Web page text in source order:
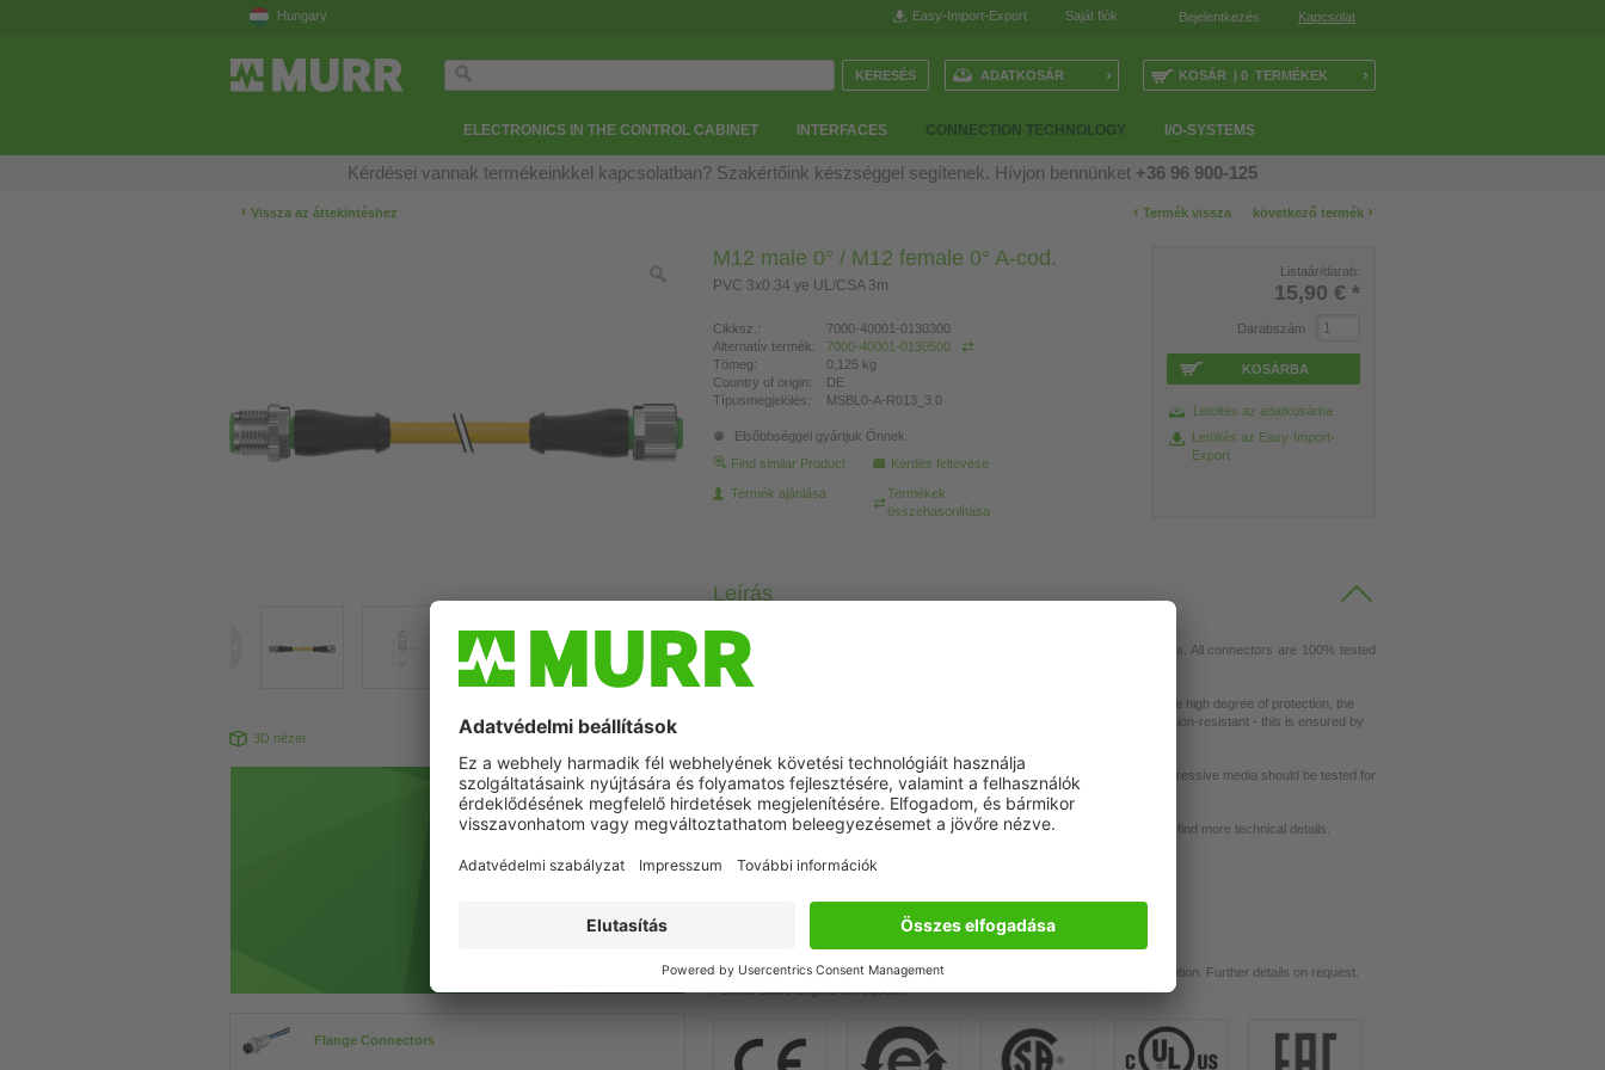
Hungary Bejelentkezés Kapcsolat
Saját fiók
Easy-Import-Export
ELECTRONICS IN THE CONTROL CABINET INTERFACES CONNECTION TECHNOLOGY I/O-SYSTEMS
KOSÁR | 0 TERMÉKEK ›
ADATKOSÁR ›
Kérdései vannak termékeinkkel kapcsolatban? Szakértőink készséggel segítenek. Hívjon bennünket +36 96 900-125
‹ Vissza az áttekintéshez következő termék ›
‹ Termék vissza
3D nézet Szimbolikus kép
Flange Connectors
M12 male 0° / M12 female 0° A-cod.
PVC 3x0.34 ye UL/CSA 3m
Cikksz.:
7000-40001-0130300
Alternatív termék: 7000-40001-0130500
Tömeg:
0,125 kg
Country of origin:
DE
Típusmegjelölés:
MSBL0-A-R013_3.0
Elsőbbséggel gyártjuk Önnek
Find similar Product
Kérdés feltevése
Termék ajánlása
Termékek
összehasonlítása
Listaár/darab:
15,90 € *
Darabszám
KOSÁRBA
Letöltés az adatkosárba
Letöltés az Easy-Import-
Export
Leírás
Advantages of our connectors:
Our connectors are versatile and specially optimised for industrial environments. All connectors are 100% tested
during the manufacturing process to ensure the highest quality and reliability.
The contacts are gold-plated, which ensures optimum conductivity. Thanks to the high degree of protection, the
connectors are ideal for demanding industrial environments. They are also vibration-resistant - this is ensured by
Our connectors are resistant to oils and cooling lubricants, but resistance to aggressive media should be tested for
each specific application. Different cable lengths availableon request
If you are missing technical information? Please feel free to use our to find more technical details.
Product details:
Male straight – female straight
Art-No. 7005 - M12 Lite - (plastic hexagonal screw) on request
Plastic housings with good resistance against chemicals and oils.
The resistance to aggressive media should be individually tested for your application. Further details on request.
Further cable lengths on request.